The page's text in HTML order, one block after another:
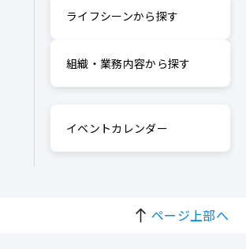
ライフシーンから探す
組織・業務内容から探す
イベントカレンダー
ページ上部へ